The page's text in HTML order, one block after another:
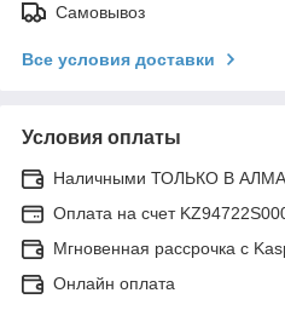
Самовывоз
Все условия доставки
Условия оплаты
Наличными ТОЛЬКО В
Оплата на счет
Мгновенная рассрочка с
Онлайн оплата